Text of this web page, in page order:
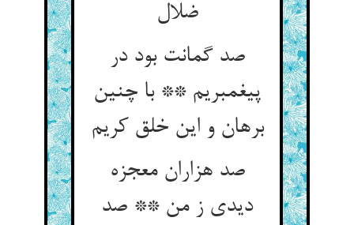
ضلال‏
صد گمانت بود در
پیغمبریم ** با چنین
برهان و این خلق کریم‏
صد هزاران معجزه
دیدی ز من ** صد